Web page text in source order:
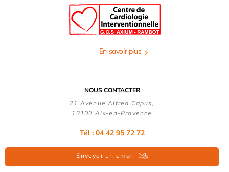
En savoir plus
NOUS CONTACTER
21 Avenue Alfred Capus,
13100 Aix-en-Provence
Tél : 04 42 95 72 72
Envoyer un email